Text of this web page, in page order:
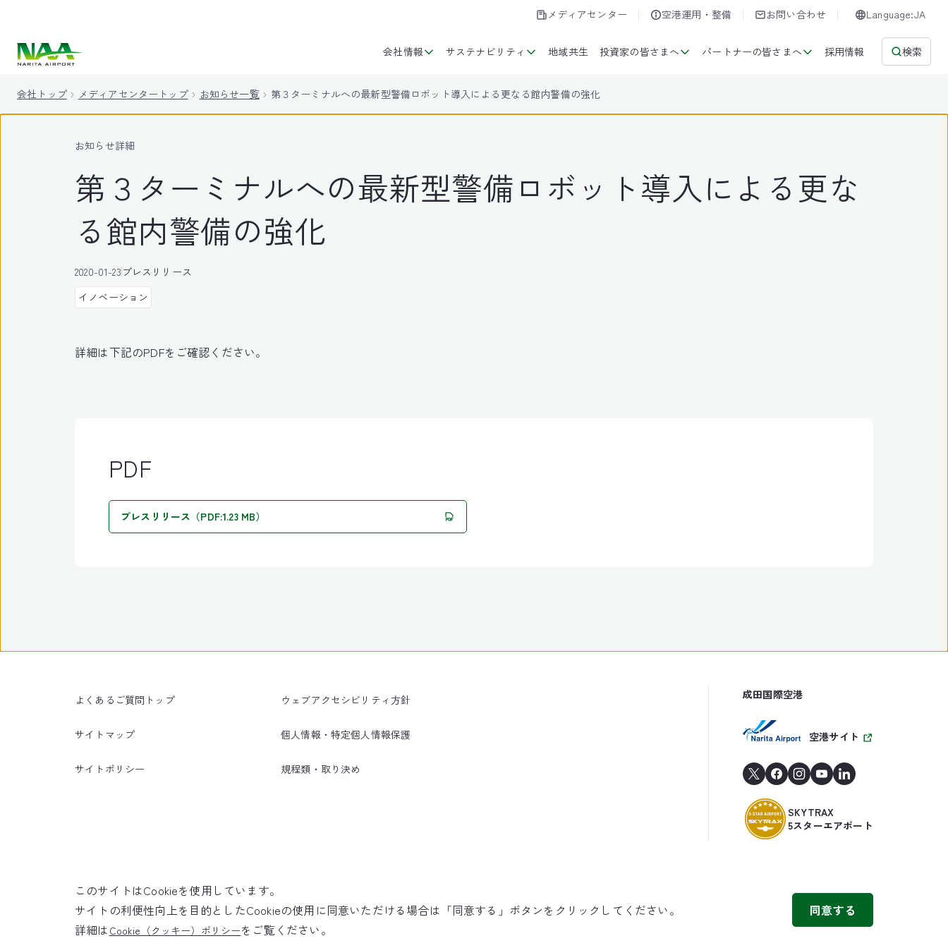
メディアセンター 空港運用・整備 お問い合わせ Language:JA
会社情報 サステナビリティ 地域共生 投資家の皆さまへ パートナーの皆さまへ 採用情報 検索
会社トップ メディアセンタートップ お知らせ一覧 第３ターミナルへの最新型警備ロボット導入による更なる館内警備の強化
お知らせ詳細
第３ターミナルへの最新型警備ロボット導入による更な
る館内警備の強化
2020-01-23プレスリリース
イノベーション
詳細は下記のPDFをご確認ください。
PDF
プレスリリース（PDF:1.23 MB）
よくあるご質問トップ
サイトマップ
サイトポリシー
ウェブアクセシビリティ方針
個人情報・特定個人情報保護
規程類・取り決め
成田国際空港
空港サイト
SKYTRAX
5スターエアポート
©NARITA INTERNATIONAL AIRPORT CORPORATION
このサイトはCookieを使用しています。
サイトの利便性向上を目的としたCookieの使用に同意いただける場合は「同意する」ボタンをクリックしてください。
詳細は Cookie（クッキー）ポリシーをご覧ください。
同意する